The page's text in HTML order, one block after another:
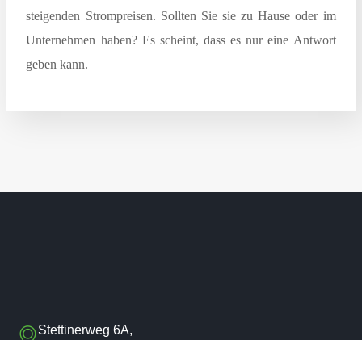
steigenden Strompreisen. Sollten Sie sie zu Hause oder im
Unternehmen haben? Es scheint, dass es nur eine Antwort
geben kann.
Stettinerweg 6A,